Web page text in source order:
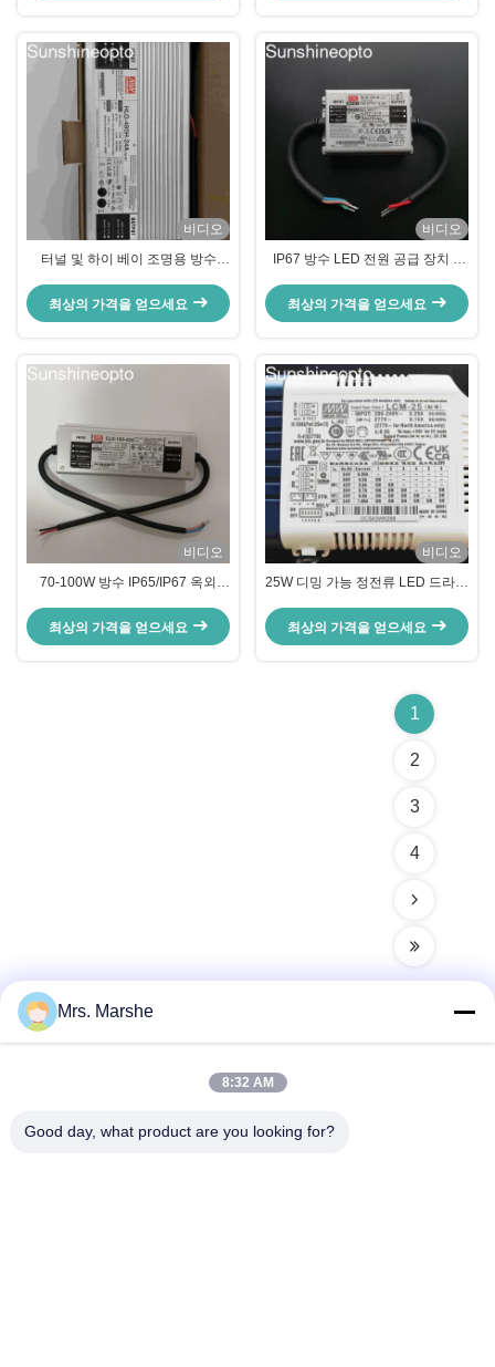
비디오
터널 및 하이 베이 조명용 방수
전원 공급 장치 IP65
최상의 가격을 얻으세요
비디오
IP67 방수 LED 전원 공급 장치 –
류 LED 드라이버
최상의 가격을 얻으세요
비디오
70-100W 방수 IP65/IP67 옥외
는 정전류 LED 전원 공급 장치
최상의 가격을 얻으세요
비디오
25W 디밍 가능 정전류 LED 드라이
포함
최상의 가격을 얻으세요
1
2
3
4
주소
Mrs. Marshe
8:32 AM
Good day, what product are you looking for?